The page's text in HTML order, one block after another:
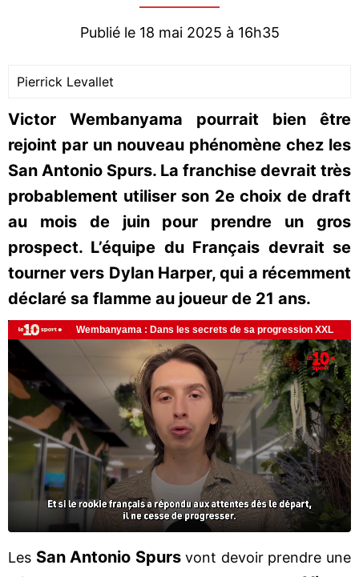
Publié le 18 mai 2025 à 16h35
Pierrick Levallet
Victor Wembanyama pourrait bien être
rejoint par un nouveau phénomène chez les
San Antonio Spurs. La franchise devrait très
probablement utiliser son 2e choix de draft
au mois de juin pour prendre un gros
prospect. L’équipe du Français devrait se
tourner vers Dylan Harper, qui a récemment
déclaré sa flamme au joueur de 21 ans.
Les San Antonio Spursvont devoir prendre une